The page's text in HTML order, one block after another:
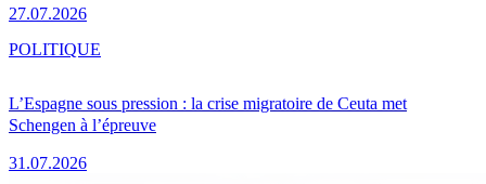
27.07.2026
L’Espagne sous pression : la crise migratoire de Ceuta met
Schengen à l’épreuve
31.07.2026
POLITIQUE